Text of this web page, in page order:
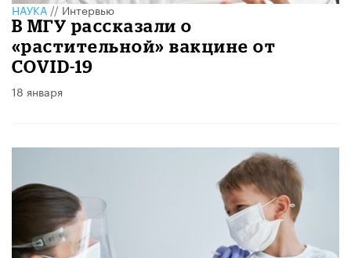
НАУКА//Интервью
В МГУ рассказали о
«растительной» вакцине от
COVID-19
18 января